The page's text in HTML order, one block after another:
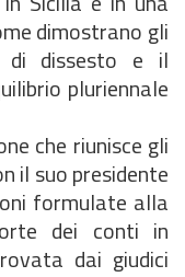
dimostrano gli
di dissesto e il
pluriennale
che riunisce gli
il suo presidente
formulate alla
dei conti in
dai giudici